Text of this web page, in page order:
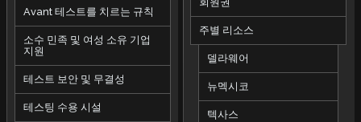
Avant 테스트를 치르는 규칙
소수 민족 및 여성 소유 기업
지원
테스트 보안 및 무결성
테스팅 수용 시설
주별 리소스
델라웨어
뉴멕시코
텍사스